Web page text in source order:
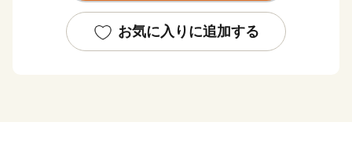
伊豆や箱根など観光地への玄関口として、静岡県東部の
重要な役割を担っています。
お気に入りに追加する